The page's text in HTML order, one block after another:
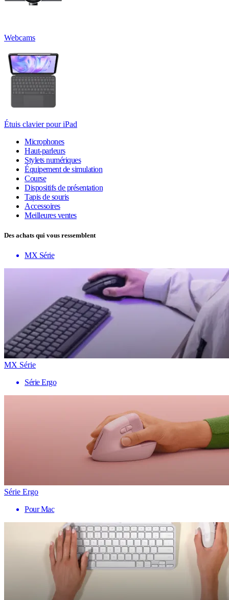
Webcams
Étuis clavier pour iPad
Microphones
Haut-parleurs
Stylets numériques
Équipement de simulation
Course
Dispositifs de présentation
Tapis de souris
Accessoires
Meilleures ventes
Des achats qui vous ressemblent
MX Série
MX Série
Série Ergo
Série Ergo
Pour Mac